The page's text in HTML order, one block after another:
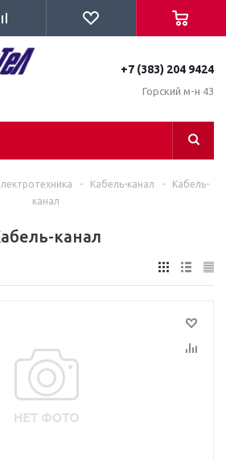
+7 (383) 204 9424
Горский м-н 43
- Кабель-канал -
Кабель-
канал
канал